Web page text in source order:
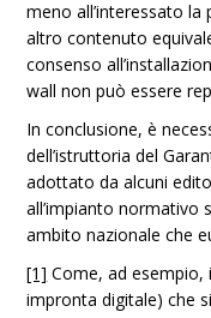
meno all’interessato
altro contenuto
consenso
wall non può essere
In conclusione, è
dell’istruttoria del
adottato da alcuni
all’impianto normativo
ambito nazionale che
[1] Come, ad esempio,
impronta digitale) che